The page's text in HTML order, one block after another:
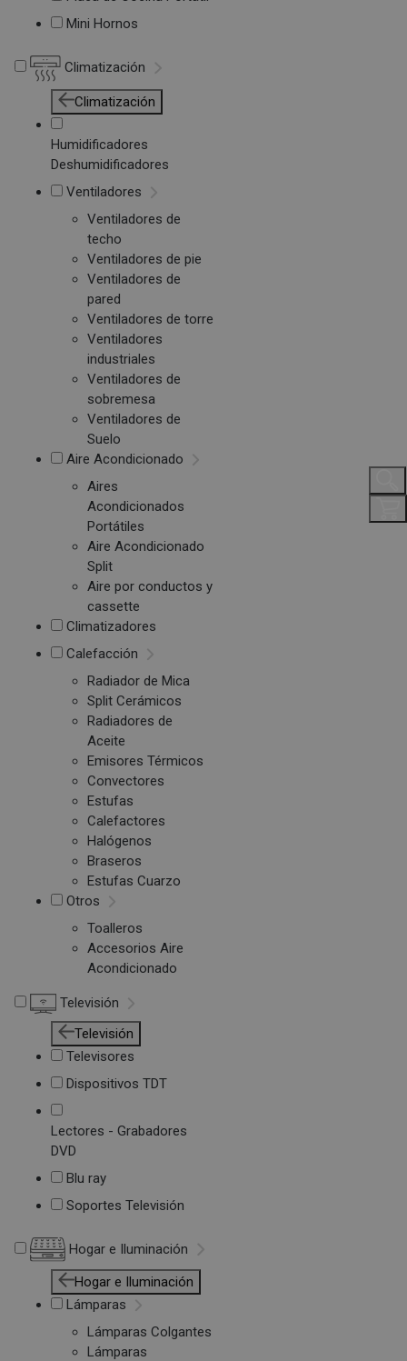
Mini Hornos
Climatización
Climatización
Humidificadores
Deshumidificadores
Ventiladores
Ventiladores de
techo
Ventiladores de pie
Ventiladores de
pared
Ventiladores de torre
Ventiladores
industriales
Ventiladores de
sobremesa
Ventiladores de
Suelo
Aire Acondicionado
Aires
Acondicionados
Portátiles
Aire Acondicionado
Split
Aire por conductos y
cassette
Climatizadores
Calefacción
Radiador de Mica
Split Cerámicos
Radiadores de
Aceite
Emisores Térmicos
Convectores
Estufas
Calefactores
Halógenos
Braseros
Estufas Cuarzo
Otros
Toalleros
Accesorios Aire
Acondicionado
Televisión
Televisión
Televisores
Dispositivos TDT
Lectores - Grabadores
DVD
Blu ray
Soportes Televisión
Hogar e Iluminación
Hogar e Iluminación
Lámparas
Lámparas Colgantes
Lámparas